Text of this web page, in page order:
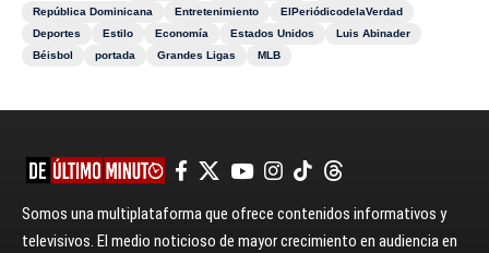
República Dominicana
Entretenimiento
ElPeriódicodelaVerdad
Deportes
Estilo Economía Estados Unidos
Luis Abinader
Béisbol
portada Grandes Ligas MLB
Somos una multiplataforma que ofrece contenidos informativos y
televisivos. El medio noticioso de mayor crecimiento en audiencia en